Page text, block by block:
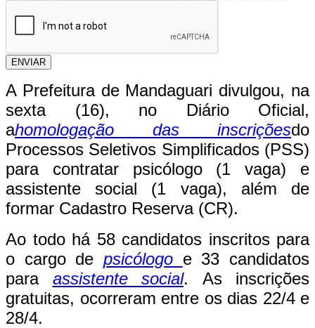
ENVIAR
A Prefeitura de Mandaguari divulgou, na
sexta (16), no Diário Oficial,
ahomologação das inscriçõesdo
Processos Seletivos Simplificados (PSS)
para contratar psicólogo (1 vaga) e
assistente social (1 vaga), além de
formar Cadastro Reserva (CR).
Ao todo há 58 candidatos inscritos para
o cargo de psicólogo e 33 candidatos
para
assistente social. As inscrições
gratuitas, ocorreram entre os dias 22/4 e
28/4.